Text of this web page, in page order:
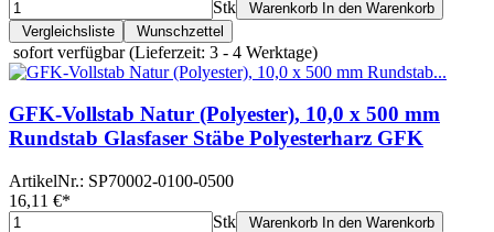
Stk
Warenkorb In den Warenkorb
Vergleichsliste
Wunschzettel
sofort verfügbar(Lieferzeit: 3 - 4 Werktage)
GFK-Vollstab Natur (Polyester), 10,0 x 500 mm
Rundstab Glasfaser Stäbe Polyesterharz GFK
ArtikelNr.: SP70002-0100-0500
16,11 €*
Stk
Warenkorb In den Warenkorb